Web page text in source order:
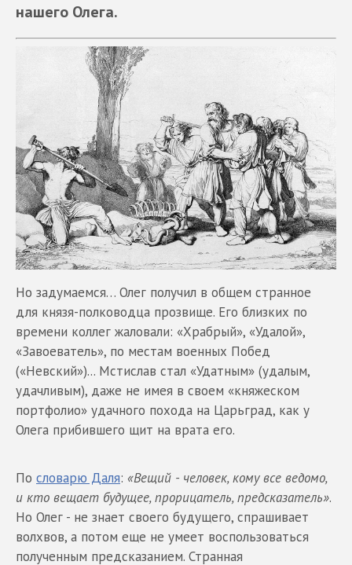
нашего Олега.
Но задумаемся… Олег получил в общем странное
для князя-полководца прозвище. Его близких по
времени коллег жаловали: «Храбрый», «Удалой»,
«Завоеватель», по местам военных Побед
(«Невский»)... Мстислав стал «Удатным» (удалым,
удачливым), даже не имея в своем «княжеском
портфолио» удачного похода на Царьград, как у
Олега прибившего щит на врата его.
По словарю Даля: «Вещий - человек, кому все ведомо,
и кто вещает будущее, прорицатель, предсказатель».
Но Олег - не знает своего будущего, спрашивает
волхвов, а потом еще не умеет воспользоваться
полученным предсказанием. Странная